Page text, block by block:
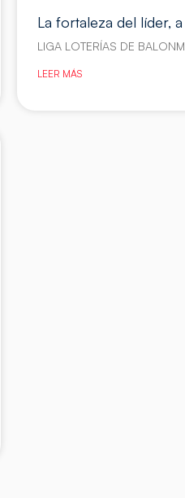
La fortaleza del líder,
LIGA LOTERÍAS DE
LEER MÁS